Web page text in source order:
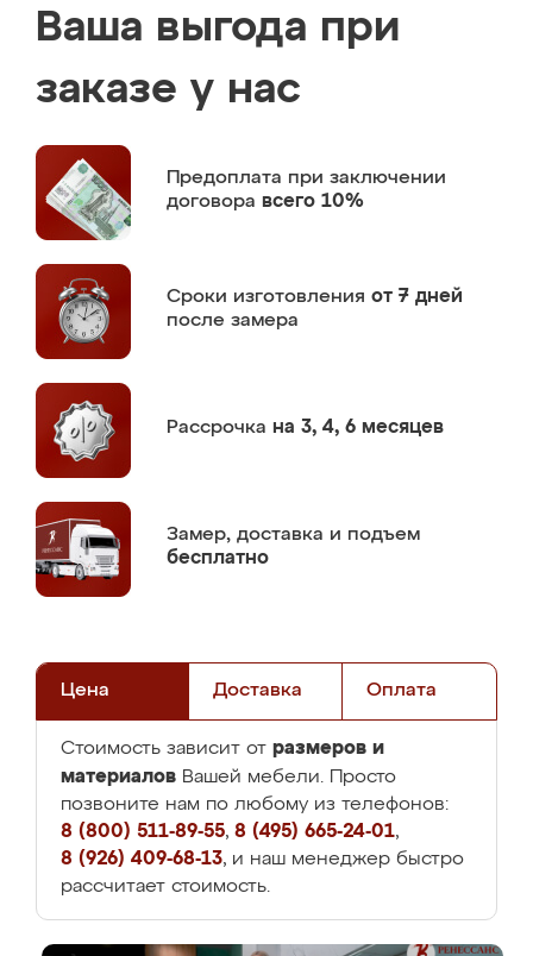
Ваша выгода при
заказе у нас
Предоплата при заключении
договора всего 10%
Сроки изготовления от 7 дней
после замера
Рассрочка на 3, 4, 6 месяцев
Замер, доставка и подъем
бесплатно
Цена Доставка Оплата
Стоимость зависит от размеров и
материалов Вашей мебели. Просто
позвоните нам по любому из телефонов:
8 (800) 511-89-55, 8 (495) 665-24-01,
8 (926) 409-68-13, и наш менеджер быстро
рассчитает стоимость.